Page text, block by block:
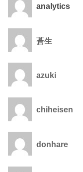
analytics
蒼生
azuki
chiheisen
donhare